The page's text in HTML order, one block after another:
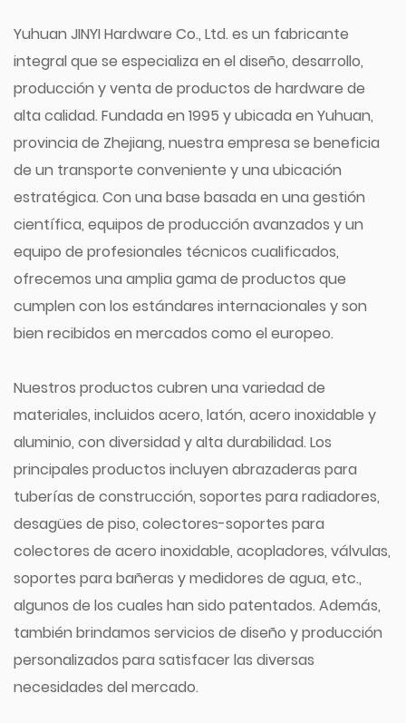
Yuhuan JINYI Hardware Co., Ltd. es un fabricante
integral que se especializa en el diseño, desarrollo,
producción y venta de productos de hardware de
alta calidad. Fundada en 1995 y ubicada en Yuhuan,
provincia de Zhejiang, nuestra empresa se beneficia
de un transporte conveniente y una ubicación
estratégica. Con una base basada en una gestión
científica, equipos de producción avanzados y un
equipo de profesionales técnicos cualificados,
ofrecemos una amplia gama de productos que
cumplen con los estándares internacionales y son
bien recibidos en mercados como el europeo.
Nuestros productos cubren una variedad de
materiales, incluidos acero, latón, acero inoxidable y
aluminio, con diversidad y alta durabilidad. Los
principales productos incluyen abrazaderas para
tuberías de construcción, soportes para radiadores,
desagües de piso, colectores-soportes para
colectores de acero inoxidable, acopladores, válvulas,
soportes para bañeras y medidores de agua, etc.,
algunos de los cuales han sido patentados. Además,
también brindamos servicios de diseño y producción
personalizados para satisfacer las diversas
necesidades del mercado.